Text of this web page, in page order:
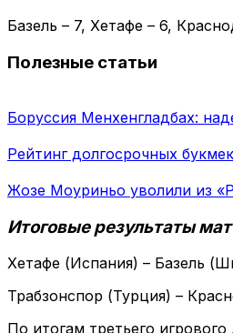
Базель – 7, Хетафе – 6,
Полезные статьи
Боруссия Менхенгладбах:
Рейтинг долгосрочных
Жозе Моуриньо уволили из
Итоговые результаты
Хетафе (Испания) – Базель
Трабзонспор (Турция) –
По итогам третьего